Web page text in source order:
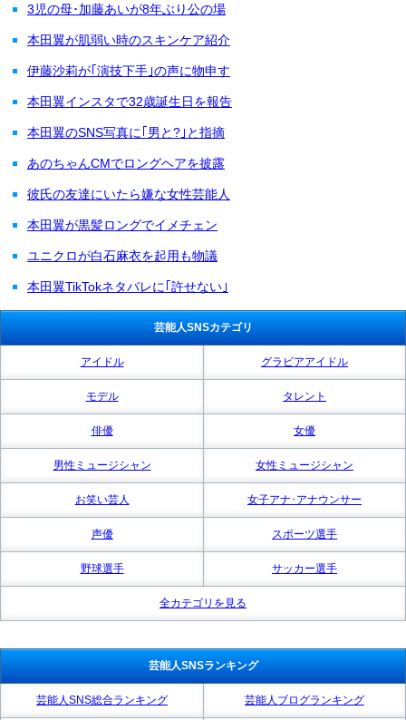
3児の母･加藤あいが8年ぶり公の場
本田翼が肌弱い時のスキンケア紹介
伊藤沙莉が｢演技下手｣の声に物申す
本田翼インスタで32歳誕生日を報告
本田翼のSNS写真に｢男と?｣と指摘
あのちゃんCMでロングヘアを披露
彼氏の友達にいたら嫌な女性芸能人
本田翼が黒髪ロングでイメチェン
ユニクロが白石麻衣を起用も物議
本田翼TikTokネタバレに｢許せない｣
芸能人SNSカテゴリ
アイドル グラビアアイドル
モデル タレント
俳優 女優
男性ミュージシャン 女性ミュージシャン
お笑い芸人 女子アナ･アナウンサー
声優 スポーツ選手
野球選手 サッカー選手
全カテゴリを見る
芸能人SNSランキング
芸能人SNS総合ランキング 芸能人ブログランキング